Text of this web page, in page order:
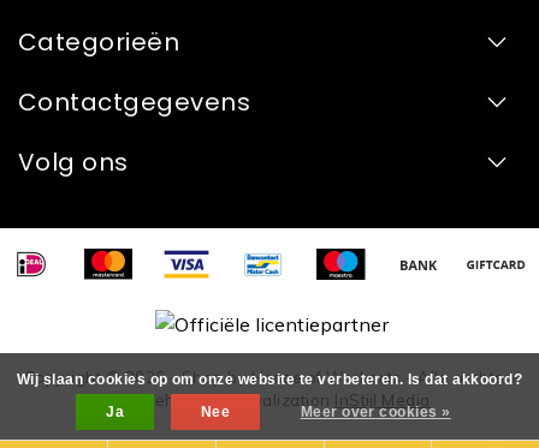
Categorieën
Contactgegevens
Volg ons
Copyright © 2026 - Shop by House of Workouts - Alle rechten
voorbehouden - Realization InStijl Media
Wij slaan cookies op om onze website te verbeteren. Is dat akkoord?
Ja
Nee Meer over cookies »